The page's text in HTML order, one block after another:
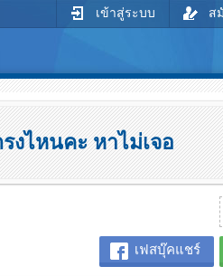
เข้าสู่ระบบ ส
งไหนคะ หาไม่เจอ
เฟสบุ๊คแชร์